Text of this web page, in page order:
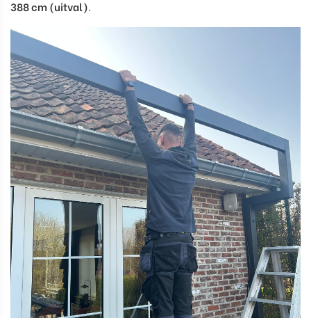
388 cm (uitval).